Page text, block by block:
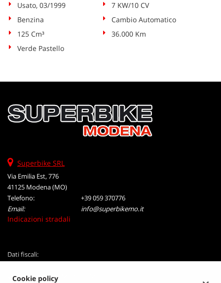
Usato, 03/1999
7 KW/10 CV
Benzina
Cambio Automatico
125 Cm³
36.000 Km
Verde Pastello
Superbike SRL
Via Emilia Est, 776
41125 Modena (MO)
Telefono:
+39 059 370776
Email:
info@superbikemo.it
Indicazioni stradali
Dati fiscali:
Via Emilia Est, 776, Modena (MO)
Cookie policy
in
qualsiasi
Cookie necessari
Cookie delle preferenze
Cookie per il miglioramento dell'esperienza utente
Cookie analitici
Cookie di marketing
cookie